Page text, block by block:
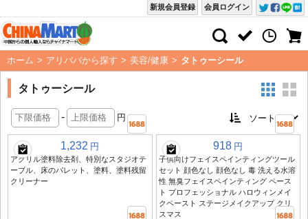
会員ログイン
新規会員登録
ホーム > アリババから探す > 美容/健康 > タトゥーシール
タトゥーシール
- 円
1,232 円
アクリル塗料除去剤、特別なスタジオテ
ーブル、床のパレット、塗料、塗料残留
クリーナー
918 円
子供向けフェイスペインティングツール
セット 顔色なし 顔色なし 毒 洗える水溶
性 無臭フェイスペインティング ペース
ト プロフェッショナル ハロウィンメイ
クペースト ステージメイクアップ クリ
スマス